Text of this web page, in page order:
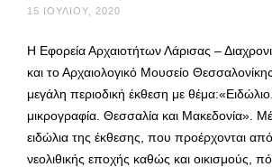
15 ΙΟΥΛΊΟΥ, 2020
Η Εφορεία Αρχαιοτήτων Λάρισας –
και το Αρχαιολογικό Μουσείο
μεγάλη περιοδική έκθεση με
μικρογραφία. Θεσσαλία και Μακεδονία».
ειδώλια της έκθεσης, που προέρχονται
νεολιθικής εποχής καθώς και οικισμούς,